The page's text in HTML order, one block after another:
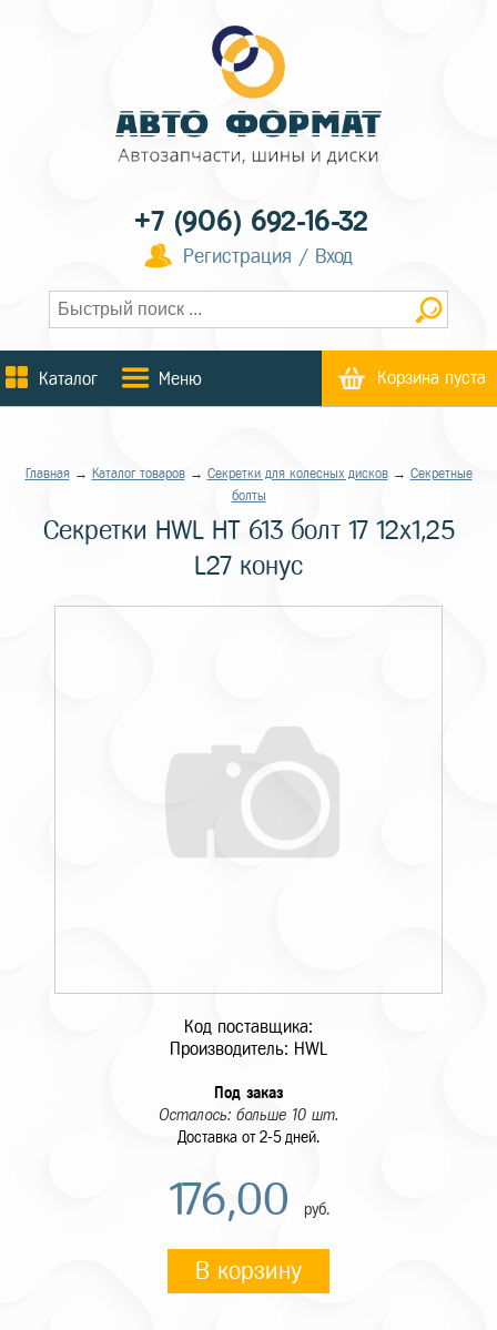
+7 (906) 692-16-32
Регистрация / Вход
Каталог Меню Корзина пуста
Главная→ Каталог товаров→ Секретки для колесных дисков→ Секретные
болты
Секретки HWL HT 613 болт 17 12х1,25
L27 конус
Код поставщика:
Производитель: HWL
Под заказ
Осталось: больше 10 шт.
Доставка от 2-5 дней.
176,00 руб.
В корзину